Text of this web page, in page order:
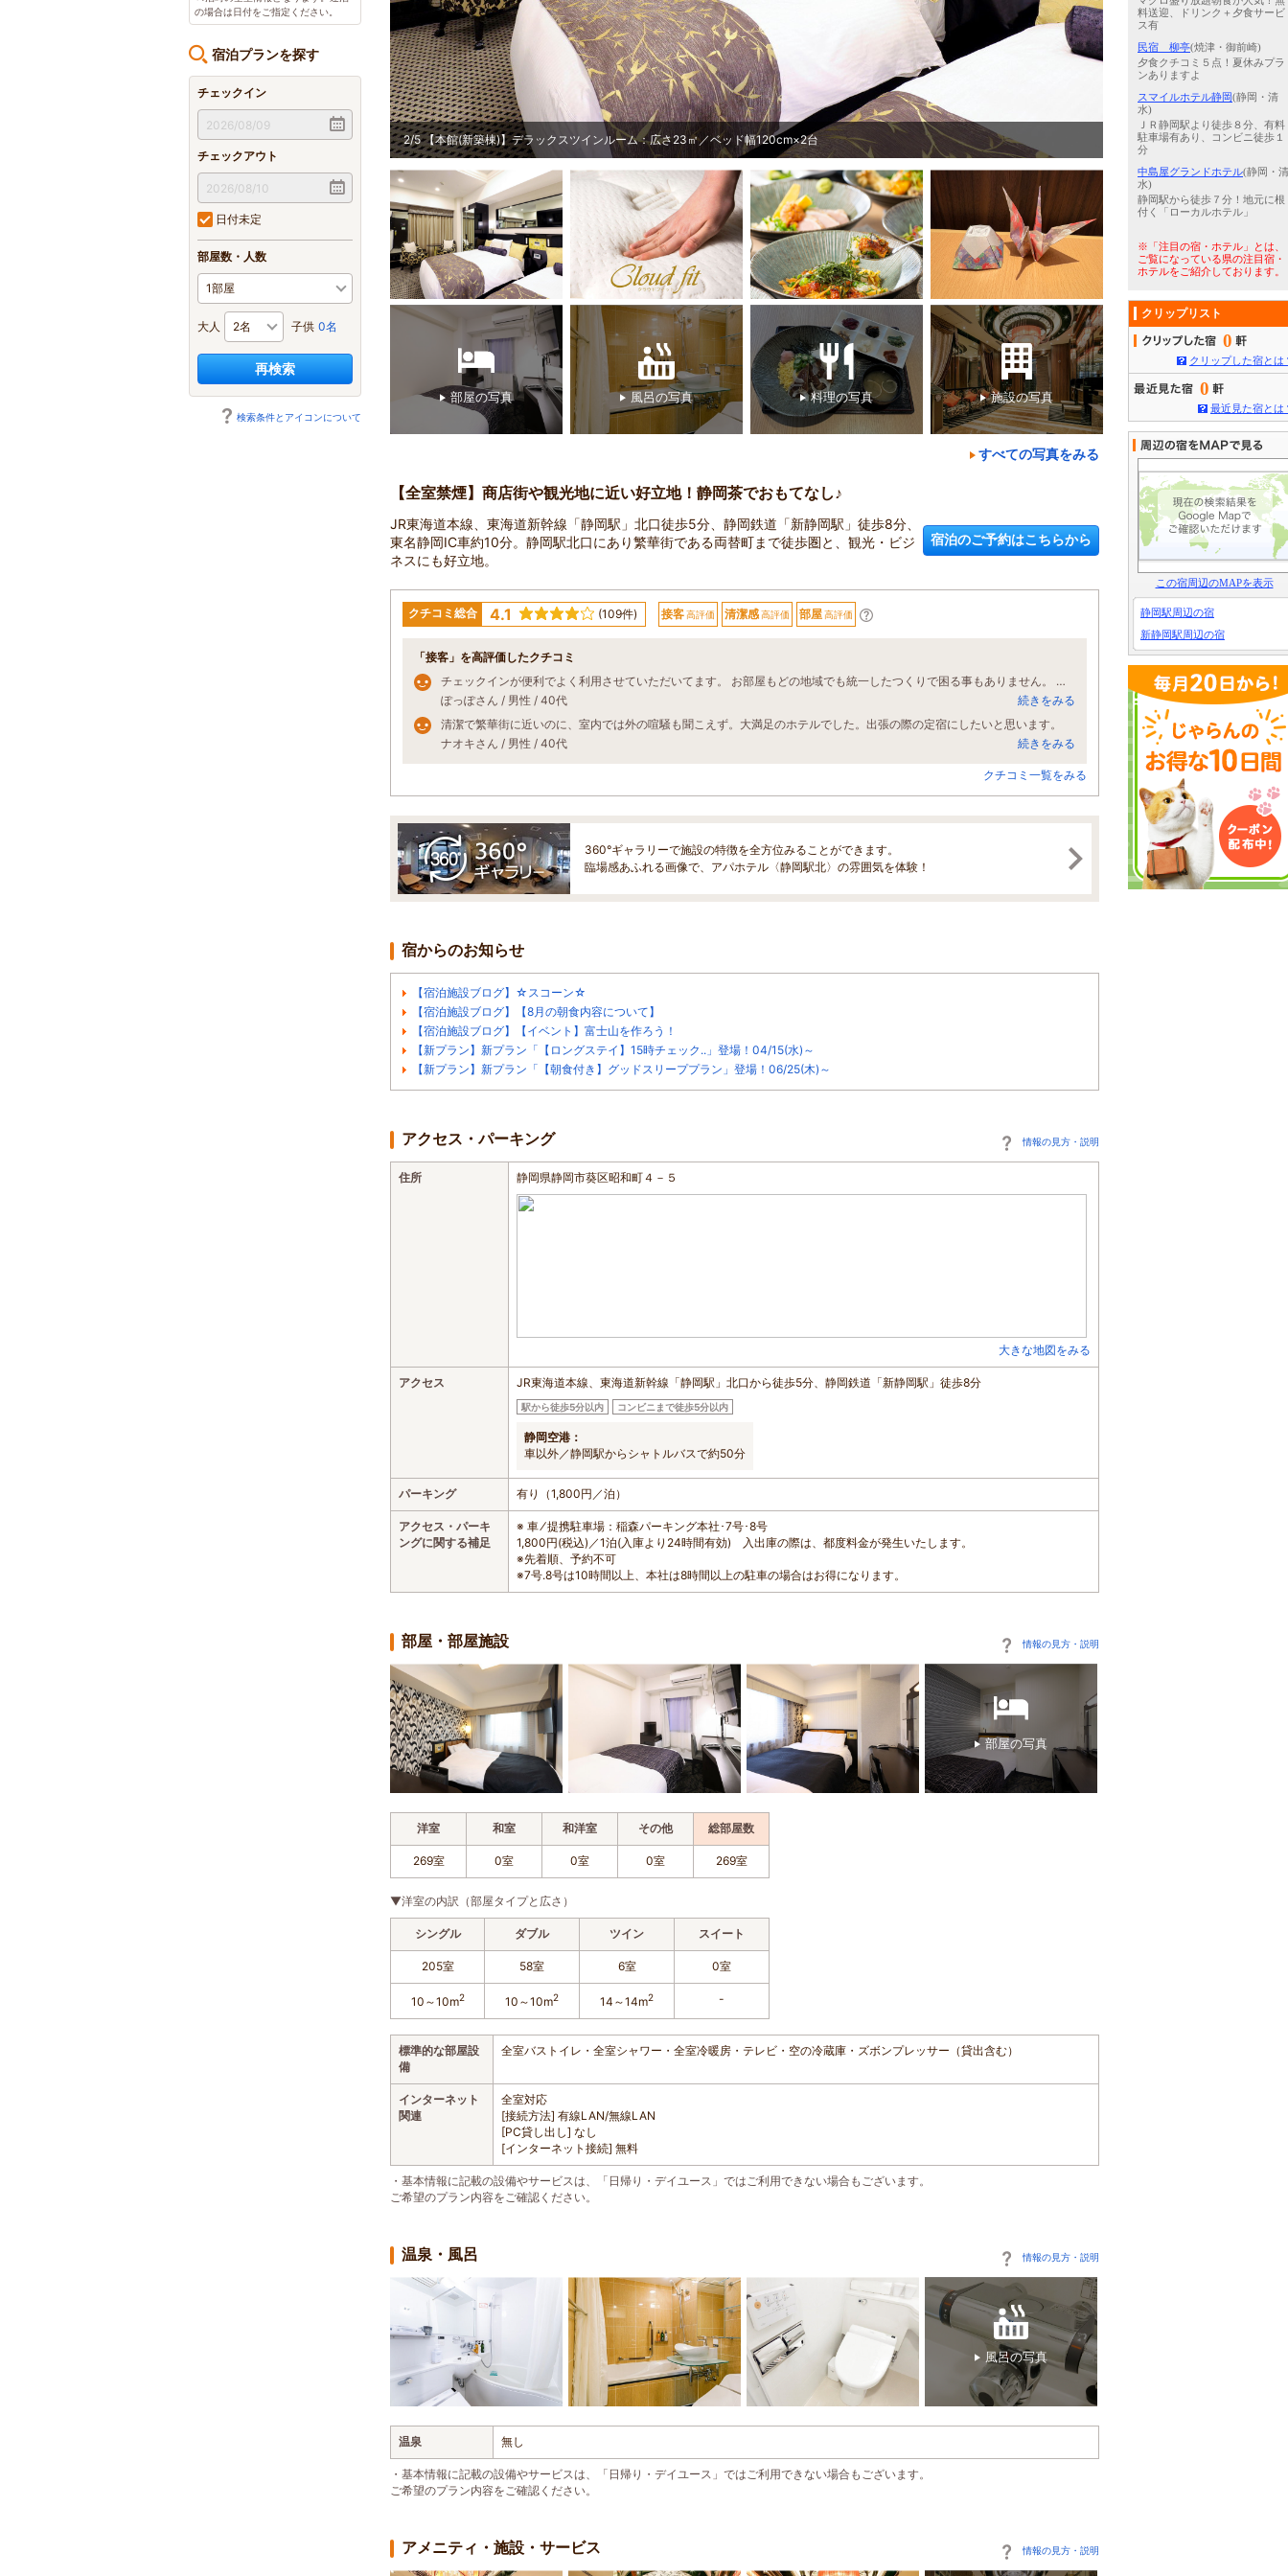
の場合は日付をご指定ください。
宿泊プランを探す
チェックイン
チェックアウト
日付未定
部屋数・人数
大人 子供 0名
再検索
検索条件とアイコンについて
【本館(新築棟)】デラックスツインルーム：広さ23㎡／ベッド幅120cm×2台 3/5 ウェルカムドリンクとして静岡茶をセルフ形式にてご提供しております。
部屋の写真 風呂の写真 料理の写真 施設の写真
すべての写真をみる
【全室禁煙】商店街や観光地に近い好立地！静岡茶でおもてなし♪
JR東海道本線、東海道新幹線「静岡駅」北口徒歩5分、静岡鉄道「新静岡駅」徒歩8分、
東名静岡IC車約10分。静岡駅北口にあり繁華街である両替町まで徒歩圏と、観光・ビジ
ネスにも好立地。
宿泊のご予約はこちらから
クチコミ総合 4.1 (109件) 接客高評価 清潔感高評価 部屋高評価
「接客」を高評価したクチコミ
チェックインが便利でよく利用させていただいてます。 お部屋もどの地域でも統一したつくりで困る事もありません。 駅からもわかりやすくすぐに到着できました。 どこでも安定、安心できるサービスは選ぶポイントとして大事だなっていつも感じてます。 もちろん、こちらのホテルでも同様でした。 また機会がありましたら利用させていただきます。
ぽっぽさん / 男性 / 40代
続きをみる
清潔で繁華街に近いのに、室内では外の喧騒も聞こえず。大満足のホテルでした。出張の際の定宿にしたいと思います。
ナオキさん / 男性 / 40代
続きをみる
クチコミ一覧をみる
360°ギャラリーで施設の特徴を全方位みることができます。
臨場感あふれる画像で、アパホテル〈静岡駅北〉の雰囲気を体験！
宿からのお知らせ
【宿泊施設ブログ】☆スコーン☆
【宿泊施設ブログ】【8月の朝食内容について】
【宿泊施設ブログ】【イベント】富士山を作ろう！
【新プラン】新プラン「【ロングステイ】15時チェック..」登場！04/15(水)～
【新プラン】新プラン「【朝食付き】グッドスリーププラン」登場！06/25(木)～
アクセス・パーキング 情報の見方・説明
住所 静岡県静岡市葵区昭和町４－５
大きな地図をみる
アクセス JR東海道本線、東海道新幹線「静岡駅」北口から徒歩5分、静岡鉄道「新静岡駅」徒歩8分
駅から徒歩5分以内 コンビニまで徒歩5分以内
静岡空港：
車以外／静岡駅からシャトルバスで約50分
パーキング 有り（1,800円／泊）
アクセス・パーキ
ングに関する補足
※ 車 ⁄ 提携駐車場：稲森パーキング本社･7号･8号
1,800円(税込)／1泊(入庫より24時間有効) 入出庫の際は、都度料金が発生いたします。
※先着順、予約不可
※7号.8号は10時間以上、本社は8時間以上の駐車の場合はお得になります。
部屋・部屋施設 情報の見方・説明
部屋の写真
洋室 和室 和洋室 その他 総部屋数
269室 0室 0室 0室 269室
▼洋室の内訳（部屋タイプと広さ）
シングル ダブル ツイン スイート
205室 58室 6室 0室
10～10m2 10～10m2 14～14m2 -
標準的な部屋設
備
全室バストイレ・全室シャワー・全室冷暖房・テレビ・空の冷蔵庫・ズボンプレッサー（貸出含む）
インターネット
関連
全室対応
[接続方法] 有線LAN/無線LAN
[PC貸し出し] なし
[インターネット接続] 無料
・基本情報に記載の設備やサービスは、「日帰り・デイユース」ではご利用できない場合もございます。
ご希望のプラン内容をご確認ください。
温泉・風呂 情報の見方・説明
風呂の写真
温泉 無し
・基本情報に記載の設備やサービスは、「日帰り・デイユース」ではご利用できない場合もございます。
ご希望のプラン内容をご確認ください。
アメニティ・施設・サービス 情報の見方・説明
料送迎、ドリンク＋夕食サービ
ス有
民宿 柳亭(焼津・御前崎)
夕食クチコミ５点！夏休みプラ
ンありますよ
スマイルホテル静岡(静岡・清
水)
ＪＲ静岡駅より徒歩８分、有料
駐車場有あり、コンビニ徒歩１
分
中島屋グランドホテル(静岡・清
水)
静岡駅から徒歩７分！地元に根
付く「ローカルホテル」
※「注目の宿・ホテル」とは、
ご覧になっている県の注目宿・
ホテルをご紹介しております。
クリップリスト
0
クリップした宿とは
0
最近見た宿とは
この宿周辺のMAPを表示
静岡駅周辺の宿
新静岡駅周辺の宿